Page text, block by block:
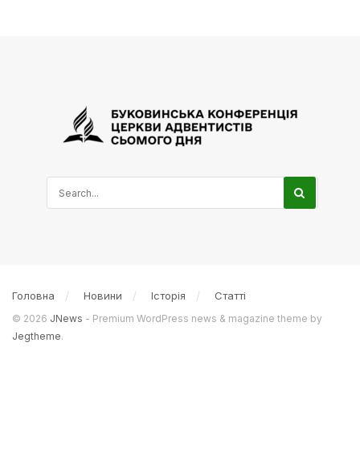
Головна Новини Історія Статті
© 2026 JNews - Premium WordPress news & magazine theme by
Jegtheme.